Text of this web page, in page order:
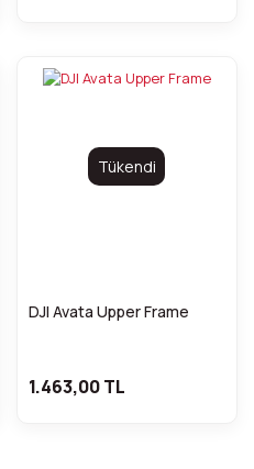
Tükendi
DJI Avata Upper Frame
1.463,00 TL